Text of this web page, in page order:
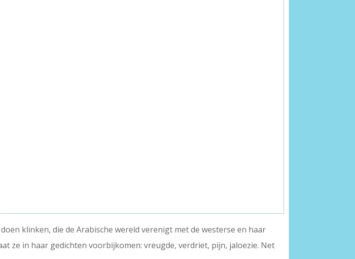
klinken, die de Arabische wereld verenigt met de westerse en haar
ze in haar gedichten voorbijkomen: vreugde, verdriet, pijn, jaloezie. Net